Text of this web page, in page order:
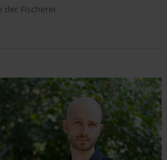
der Fischerei